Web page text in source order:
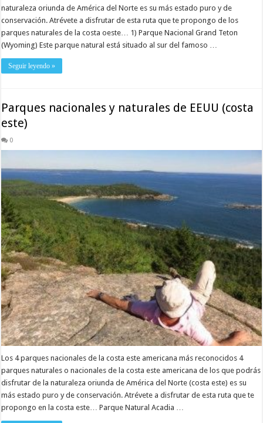
naturaleza oriunda de América del Norte es su más estado puro y de
conservación. Atrévete a disfrutar de esta ruta que te propongo de los
parques naturales de la costa oeste… 1) Parque Nacional Grand Teton
(Wyoming) Este parque natural está situado al sur del famoso …
Seguir leyendo »
Parques nacionales y naturales de EEUU (costa
este)
0
Los 4 parques nacionales de la costa este americana más reconocidos 4
parques naturales o nacionales de la costa este americana de los que podrás
disfrutar de la naturaleza oriunda de América del Norte (costa este) es su
más estado puro y de conservación. Atrévete a disfrutar de esta ruta que te
propongo en la costa este… Parque Natural Acadia …